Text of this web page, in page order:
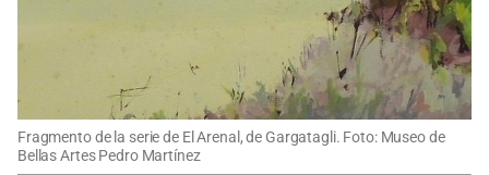
Fragmento de la serie de El Arenal, de Gargatagli. Foto: Museo de
Bellas Artes Pedro Martínez